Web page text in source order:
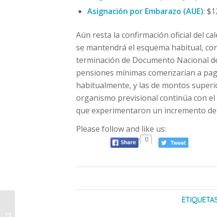
Asignación por Embarazo (AUE):
Aún resta la confirmación oficial del
se mantendrá el esquema habitual,
terminación de Documento Nacional
pensiones mínimas comenzarían a
habitualmente, y las de montos
organismo previsional continúa con
que experimentaron un incremento de
Please follow and like us:
0